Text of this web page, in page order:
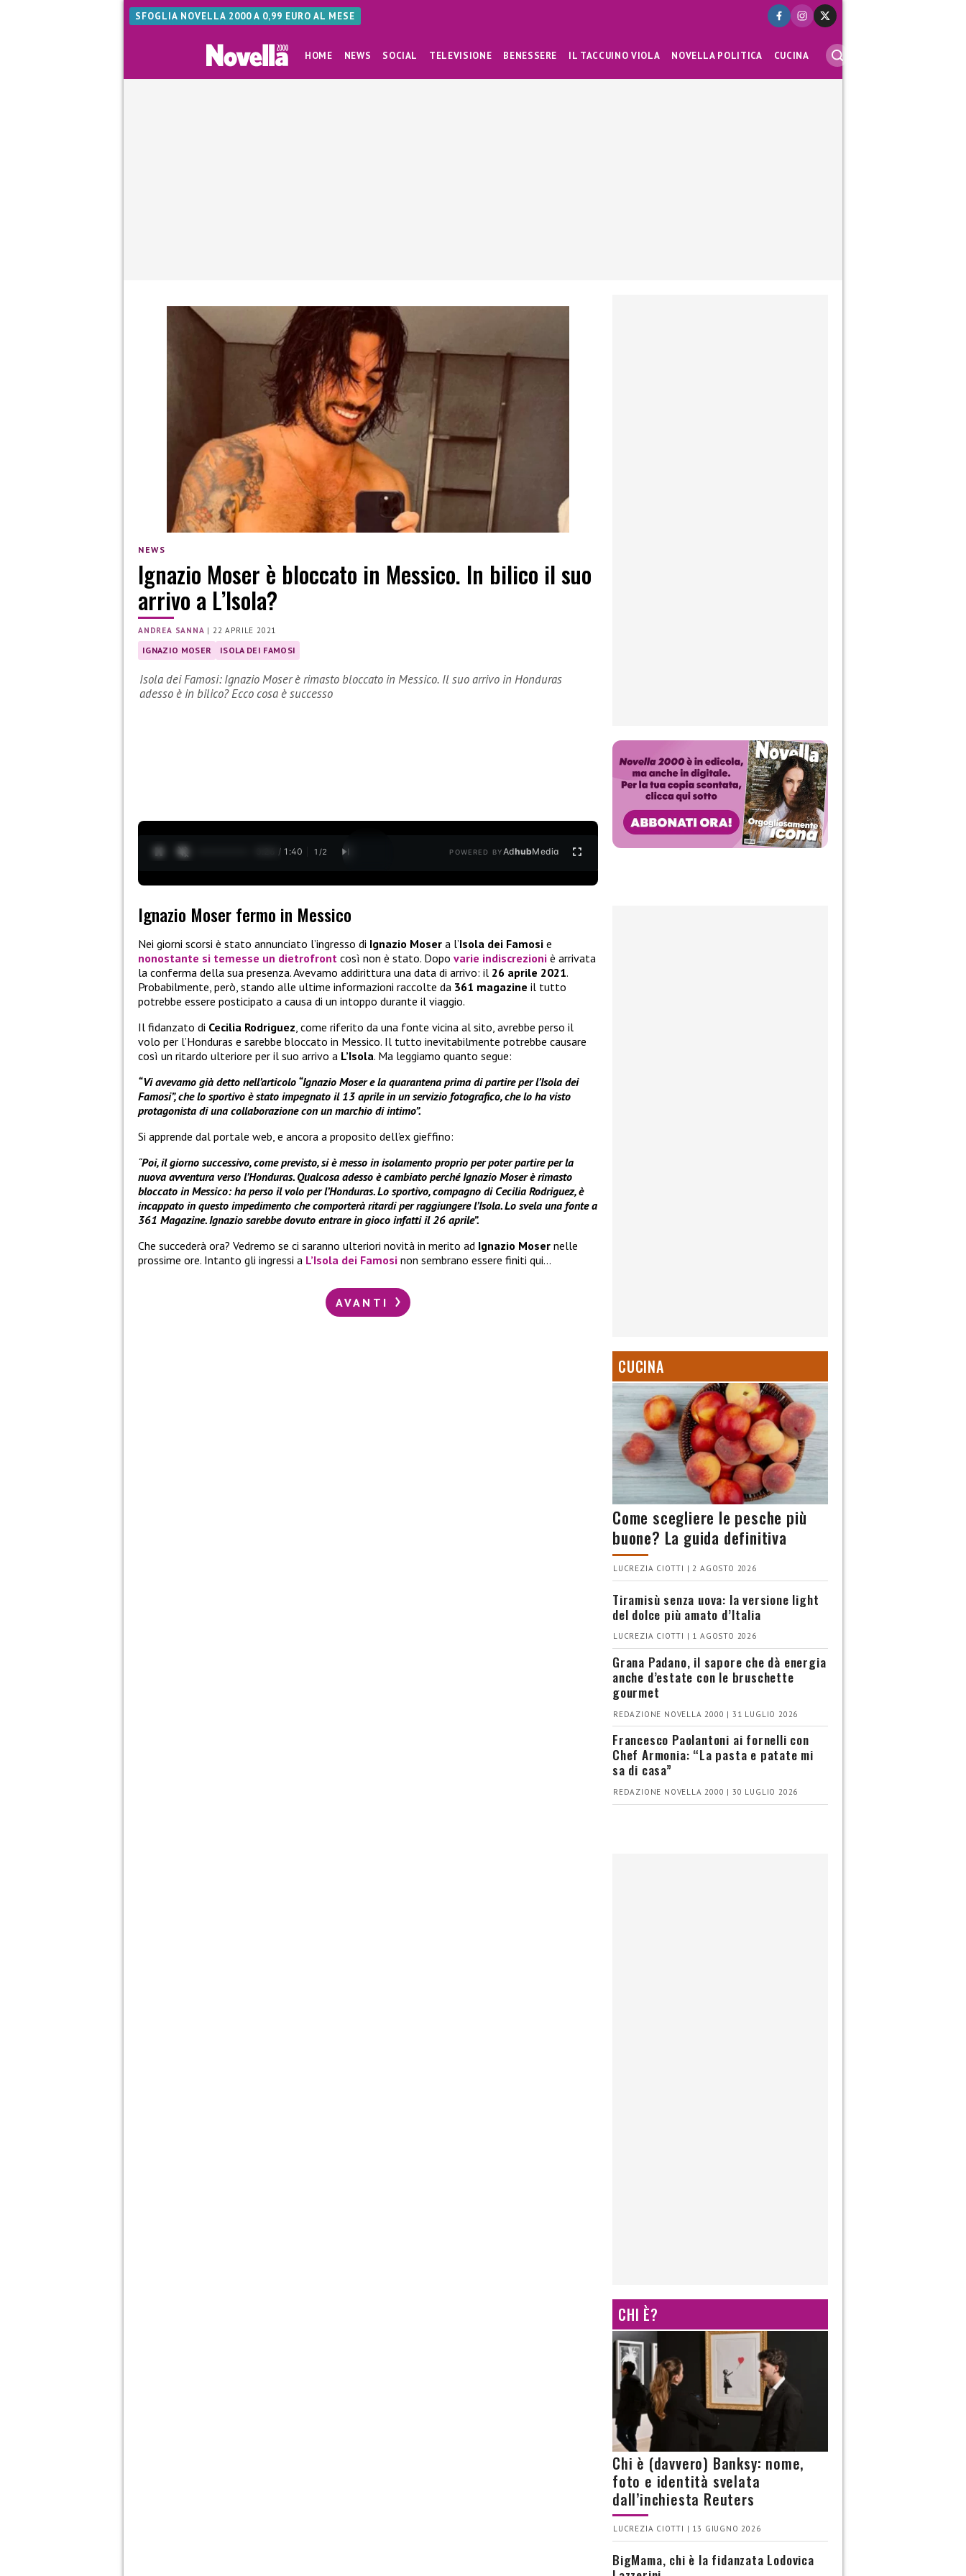
SFOGLIA NOVELLA 2000 A 0,99 EURO AL MESE
HOME NEWS SOCIAL TELEVISIONE BENESSERE IL TACCUINO VIOLA NOVELLA POLITICA CUCINA
NEWS
Ignazio Moser è bloccato in Messico. In bilico il suo
arrivo a L’Isola?
ANDREA SANNA |22 APRILE 2021
IGNAZIO MOSER ISOLA DEI FAMOSI
Isola dei Famosi: Ignazio Moser è rimasto bloccato in Messico. Il suo arrivo in Honduras
adesso è in bilico? Ecco cosa è successo
0:27 / 1:40 1 /2 POWERED BYAdhubMedia
Ignazio Moser fermo in Messico
Nei giorni scorsi è stato annunciato l’ingresso di Ignazio Moser a l’Isola dei Famosi e
nonostante si temesse un dietrofront così non è stato. Dopo varie indiscrezioni è arrivata
la conferma della sua presenza. Avevamo addirittura una data di arrivo: il 26 aprile 2021.
Probabilmente, però, stando alle ultime informazioni raccolte da 361 magazine il tutto
potrebbe essere posticipato a causa di un intoppo durante il viaggio.
Il fidanzato di Cecilia Rodriguez, come riferito da una fonte vicina al sito, avrebbe perso il
volo per l’Honduras e sarebbe bloccato in Messico. Il tutto inevitabilmente potrebbe causare
così un ritardo ulteriore per il suo arrivo a L’Isola. Ma leggiamo quanto segue:
“Vi avevamo già detto nell’articolo “Ignazio Moser e la quarantena prima di partire per l’Isola dei
Famosi”, che lo sportivo è stato impegnato il 13 aprile in un servizio fotografico, che lo ha visto
protagonista di una collaborazione con un marchio di intimo”.
Si apprende dal portale web, e ancora a proposito dell’ex gieffino:
“Poi, il giorno successivo, come previsto, si è messo in isolamento proprio per poter partire per la
nuova avventura verso l’Honduras. Qualcosa adesso è cambiato perché Ignazio Moser è rimasto
bloccato in Messico: ha perso il volo per l’Honduras. Lo sportivo, compagno di Cecilia Rodriguez, è
incappato in questo impedimento che comporterà ritardi per raggiungere l’Isola. Lo svela una fonte a
361 Magazine. Ignazio sarebbe dovuto entrare in gioco infatti il 26 aprile”.
Che succederà ora? Vedremo se ci saranno ulteriori novità in merito ad Ignazio Moser nelle
prossime ore. Intanto gli ingressi a L’Isola dei Famosi non sembrano essere finiti qui…
AVANTI
CUCINA
Come scegliere le pesche più
buone? La guida definitiva
LUCREZIA CIOTTI | 2 AGOSTO 2026
Tiramisù senza uova: la versione light
del dolce più amato d’Italia
LUCREZIA CIOTTI | 1 AGOSTO 2026
Grana Padano, il sapore che dà energia
anche d’estate con le bruschette
gourmet
REDAZIONE NOVELLA 2000 | 31 LUGLIO 2026
Francesco Paolantoni ai fornelli con
Chef Armonia: “La pasta e patate mi
sa di casa”
REDAZIONE NOVELLA 2000 | 30 LUGLIO 2026
CHI È?
Chi è (davvero) Banksy: nome,
foto e identità svelata
dall’inchiesta Reuters
LUCREZIA CIOTTI | 13 GIUGNO 2026
BigMama, chi è la fidanzata Lodovica